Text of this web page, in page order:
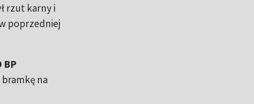
rzut karny i
poprzedniej
BP
na